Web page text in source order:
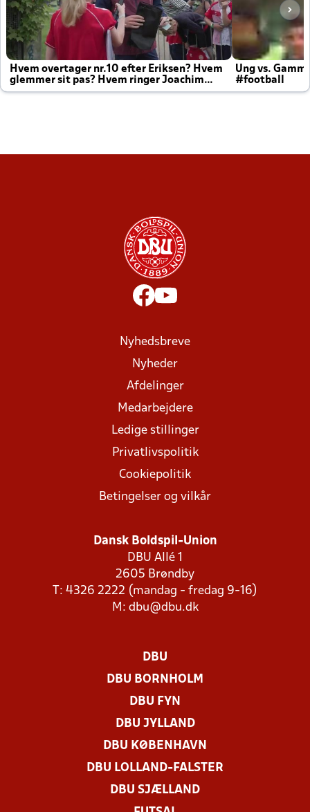
Hvem overtager nr.10 efter Eriksen? Hvem
glemmer sit pas? Hvem ringer Joachim
altid til efter kampe?
Ung vs.
#football
Nyhedsbreve
Nyheder
Afdelinger
Medarbejdere
Ledige stillinger
Privatlivspolitik
Cookiepolitik
Betingelser og vilkår
Dansk Boldspil-Union
DBU Allé 1
2605 Brøndby
T: 4326 2222 (mandag - fredag 9-16)
M: dbu@dbu.dk
DBU
DBU BORNHOLM
DBU FYN
DBU JYLLAND
DBU KØBENHAVN
DBU LOLLAND-FALSTER
DBU SJÆLLAND